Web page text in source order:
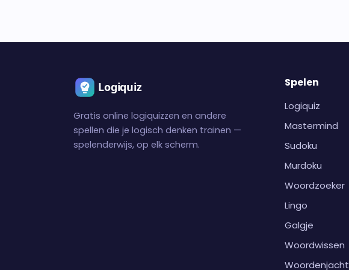
Gratis online logiquizzen en andere
spellen die je logisch denken trainen —
spelenderwijs, op elk scherm.
Spelen
Logiquiz
Mastermind
Sudoku
Murdoku
Woordzoeker
Lingo
Galgje
Woordwissen
Woordenjacht